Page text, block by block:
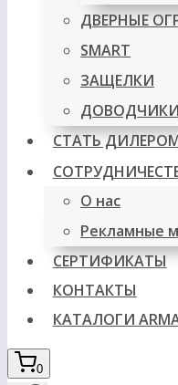
ДВЕРНЫЕ
SMART
ЗАЩЕЛКИ
ДОВОДЧИКИ
СТАТЬ
О нас
Рекламные
СЕРТИФИКАТЫ
КОНТАКТЫ
КАТАЛОГИ
0